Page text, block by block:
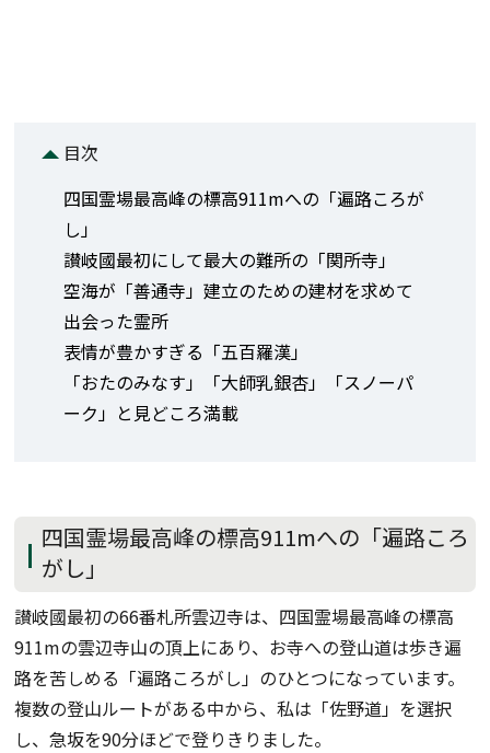
目次
四国霊場最高峰の標高911mへの「遍路ころが
し」
讃岐國最初にして最大の難所の「関所寺」
空海が「善通寺」建立のための建材を求めて
出会った霊所
表情が豊かすぎる「五百羅漢」
「おたのみなす」「大師乳銀杏」「スノーパ
ーク」と見どころ満載
四国霊場最高峰の標高911mへの「遍路ころ
がし」
讃岐國最初の66番札所雲辺寺は、四国霊場最高峰の標高
911mの雲辺寺山の頂上にあり、お寺への登山道は歩き遍
路を苦しめる「遍路ころがし」のひとつになっています。
複数の登山ルートがある中から、私は「佐野道」を選択
し、急坂を90分ほどで登りきりました。